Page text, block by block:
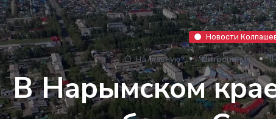
Новости
На главную Митрополия
В Нарымском